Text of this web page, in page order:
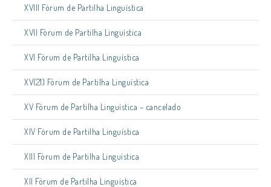
XVIII Fórum de Partilha Linguística
XVII Fórum de Partilha Linguística
XVI Fórum de Partilha Linguística
XV(21) Fórum de Partilha Linguística
XV Fórum de Partilha Linguística – cancelado
XIV Fórum de Partilha Linguística
XIII Fórum de Partilha Linguística
XII Fórum de Partilha Linguística